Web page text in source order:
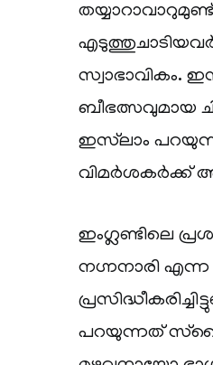
സ്വാഭാവികം.
ബീഭത്സവുമായ
ഇസ്‌ലാം
വിമർശകർക്ക്
ഇംഗ്ലണ്ടിലെ
നഗ്നനാരി
പറയുന്നത്